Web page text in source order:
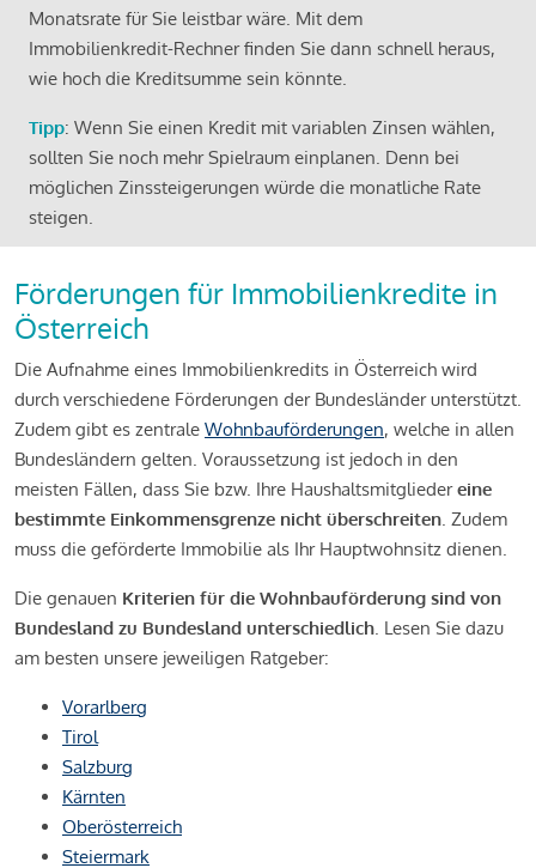
Monatsrate für Sie leistbar wäre. Mit dem
Immobilienkredit-Rechner finden Sie dann schnell heraus,
wie hoch die Kreditsumme sein könnte.
Tipp: Wenn Sie einen Kredit mit variablen Zinsen wählen,
sollten Sie noch mehr Spielraum einplanen. Denn bei
möglichen Zinssteigerungen würde die monatliche Rate
steigen.
Förderungen für Immobilienkredite in
Österreich
Die Aufnahme eines Immobilienkredits in Österreich wird
durch verschiedene Förderungen der Bundesländer unterstützt.
Zudem gibt es zentrale Wohnbauförderungen, welche in allen
Bundesländern gelten. Voraussetzung ist jedoch in den
meisten Fällen, dass Sie bzw. Ihre Haushaltsmitgliedereine
bestimmte Einkommensgrenze nicht überschreiten. Zudem
muss die geförderte Immobilie als Ihr Hauptwohnsitz dienen.
Die genauen Kriterien für die Wohnbauförderung sind von
Bundesland zu Bundesland unterschiedlich. Lesen Sie dazu
am besten unsere jeweiligen Ratgeber:
Vorarlberg
Tirol
Salzburg
Kärnten
Oberösterreich
Steiermark